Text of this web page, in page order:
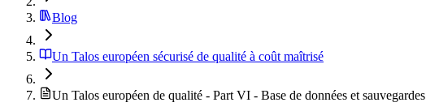
Blog
Un Talos européen sécurisé de qualité à coût maîtrisé
Un Talos européen de qualité - Part VI - Base de données et sauvegardes